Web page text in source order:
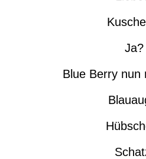
Ja?
Blue Berry nun